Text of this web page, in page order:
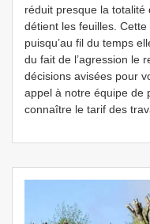
réduit presque la
détient les feuilles. Cette
puisqu’au fil du temps
du fait de l’agression le
décisions avisées pour
appel à notre équipe de
connaître le tarif des